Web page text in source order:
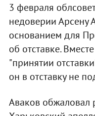
3 февраля
недоверии Арсену
основанием для
об отставке.
"принятии
он в отставку не
Аваков обжаловал